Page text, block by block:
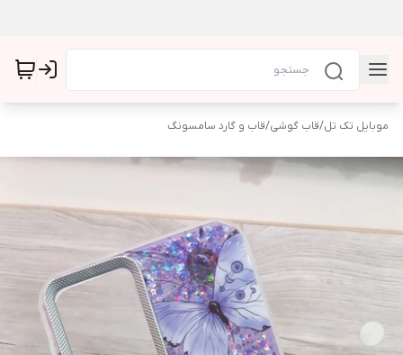
موبایل تک تل/قاب گوشی/قاب و گارد سامسونگ